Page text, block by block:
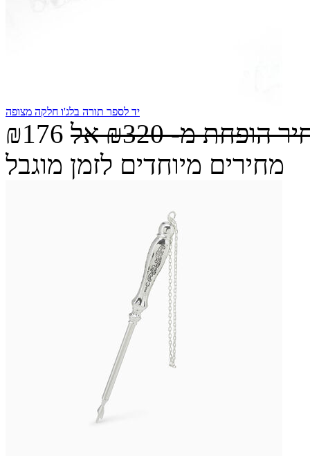
יד לספר תורה בלג'ו חלקה מצופה
₪176 הופחת מ-₪320 אל
מחירים מיוחדים לזמן מוגבל